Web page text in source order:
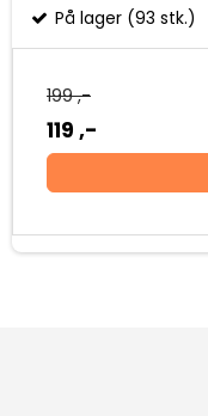
På lager (93 stk.)
199 ,-
119 ,-